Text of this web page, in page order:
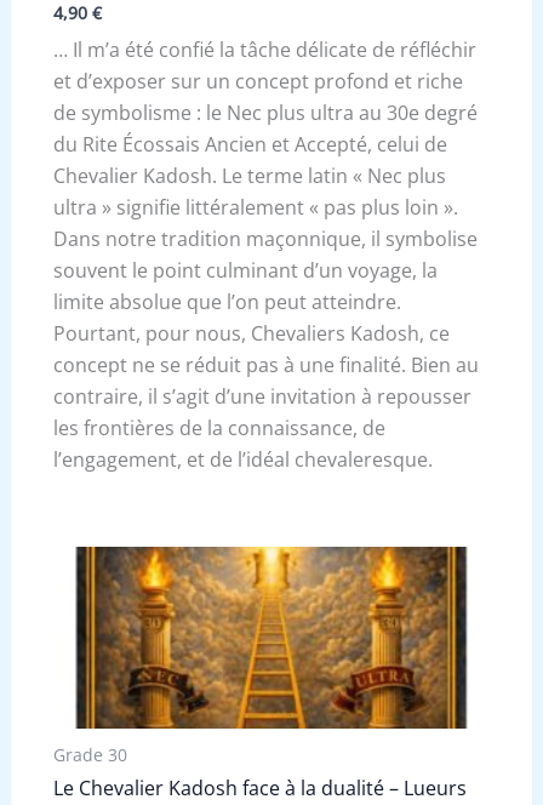
4,90 €
… Il m’a été confié la tâche délicate de réfléchir
et d’exposer sur un concept profond et riche
de symbolisme : le Nec plus ultra au 30e degré
du Rite Écossais Ancien et Accepté, celui de
Chevalier Kadosh. Le terme latin « Nec plus
ultra » signifie littéralement « pas plus loin ».
Dans notre tradition maçonnique, il symbolise
souvent le point culminant d’un voyage, la
limite absolue que l’on peut atteindre.
Pourtant, pour nous, Chevaliers Kadosh, ce
concept ne se réduit pas à une finalité. Bien au
contraire, il s’agit d’une invitation à repousser
les frontières de la connaissance, de
l’engagement, et de l’idéal chevaleresque.
Grade 30
Le Chevalier Kadosh face à la dualité – Lueurs